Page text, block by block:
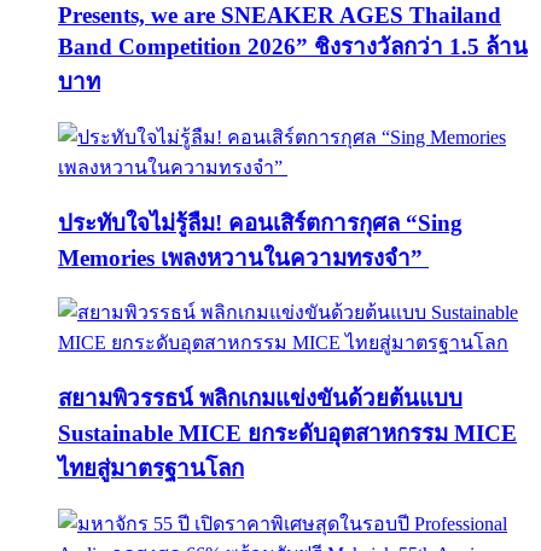
Presents, we are SNEAKER AGES Thailand
Band Competition 2026” ชิงรางวัลกว่า 1.5 ล้าน
บาท
ประทับใจไม่รู้ลืม! คอนเสิร์ตการกุศล “Sing
Memories เพลงหวานในความทรงจำ”
สยามพิวรรธน์ พลิกเกมแข่งขันด้วยต้นแบบ
Sustainable MICE ยกระดับอุตสาหกรรม MICE
ไทยสู่มาตรฐานโลก